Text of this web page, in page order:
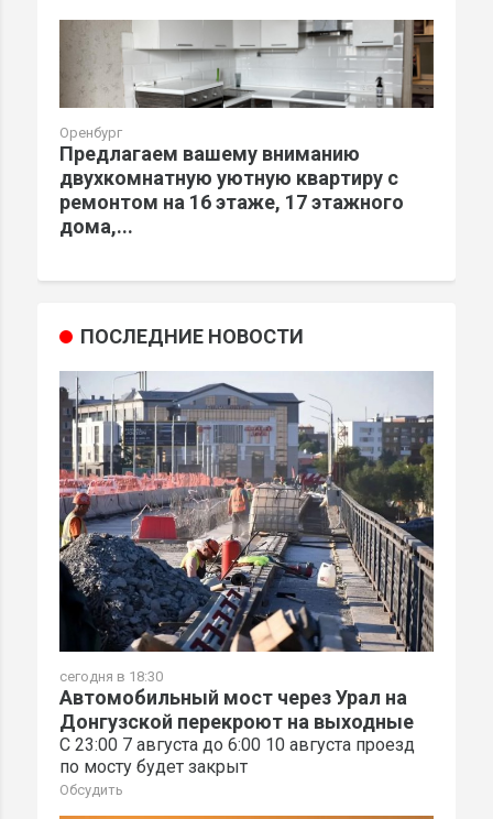
Оренбург
Предлагаем вашему вниманию
двухкомнатную уютную квартиру с
ремонтом на 16 этаже, 17 этажного
дома,...
ПОСЛЕДНИЕ НОВОСТИ
сегодня в 18:30
Автомобильный мост через Урал на
Донгузской перекроют на выходные
С 23:00 7 августа до 6:00 10 августа проезд
по мосту будет закрыт
Обсудить